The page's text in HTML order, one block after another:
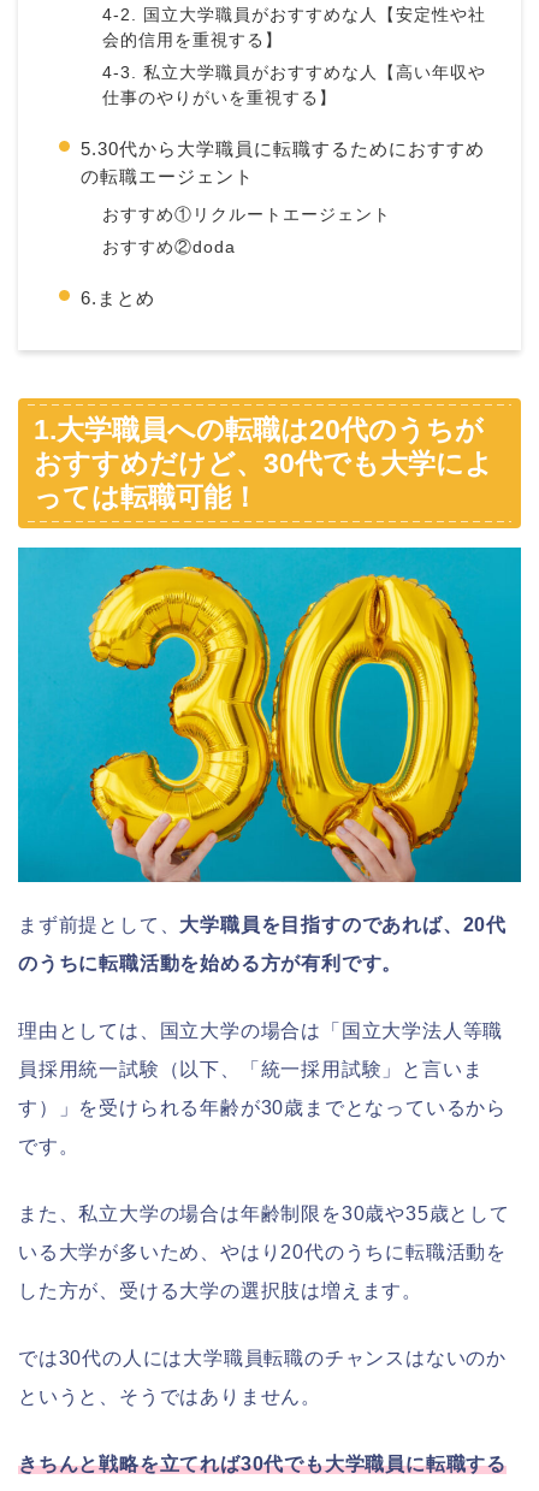
4-2. 国立大学職員がおすすめな人【安定性や社
会的信用を重視する】
4-3. 私立大学職員がおすすめな人【高い年収や
仕事のやりがいを重視する】
5.30代から大学職員に転職するためにおすすめ
の転職エージェント
おすすめ①リクルートエージェント
おすすめ②doda
6.まとめ
1.大学職員への転職は20代のうちが
おすすめだけど、30代でも大学によ
っては転職可能！
まず前提として、 大学職員を目指すのであれば、20代
のうちに転職活動を始める方が有利です。
理由としては、国立大学の場合は「国立大学法人等職
員採用統一試験（以下、「統一採用試験」と言いま
す）」を受けられる年齢が30歳までとなっているから
です。
また、私立大学の場合は年齢制限を30歳や35歳として
いる大学が多いため、やはり20代のうちに転職活動を
した方が、受ける大学の選択肢は増えます。
では30代の人には大学職員転職のチャンスはないのか
というと、そうではありません。
きちんと戦略を立てれば30代でも大学職員に転職する